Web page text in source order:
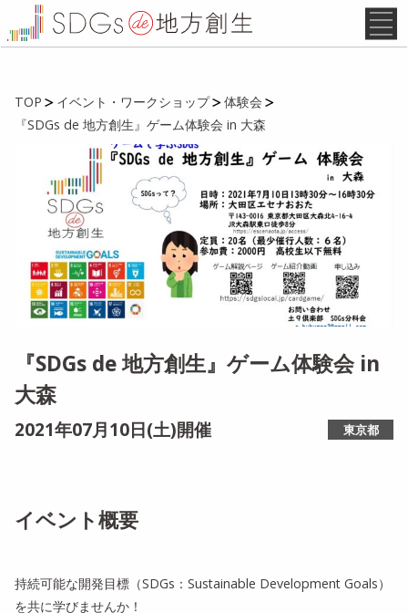
TOP イベント・ワークショップ
体験会
『SDGs de 地方創生』ゲーム体験会 in 大森
『SDGs de 地方創生』ゲーム体験会 in
大森
2021年07月10日(土)開催 東京都
イベント概要
持続可能な開発目標（SDGs：Sustainable Development Goals）
を共に学びませんか！